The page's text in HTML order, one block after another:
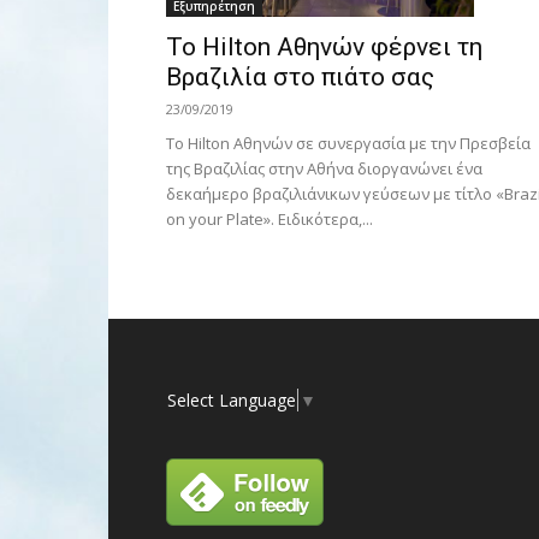
Εξυπηρέτηση
Το Hilton Αθηνών φέρνει τη
Βραζιλία στο πιάτο σας
23/09/2019
Το Hilton Αθηνών σε συνεργασία με την Πρεσβεία
της Βραζιλίας στην Αθήνα διοργανώνει ένα
δεκαήμερο βραζιλιάνικων γεύσεων με τίτλο
on your Plate». Eιδικότερα,...
Select Language ▼